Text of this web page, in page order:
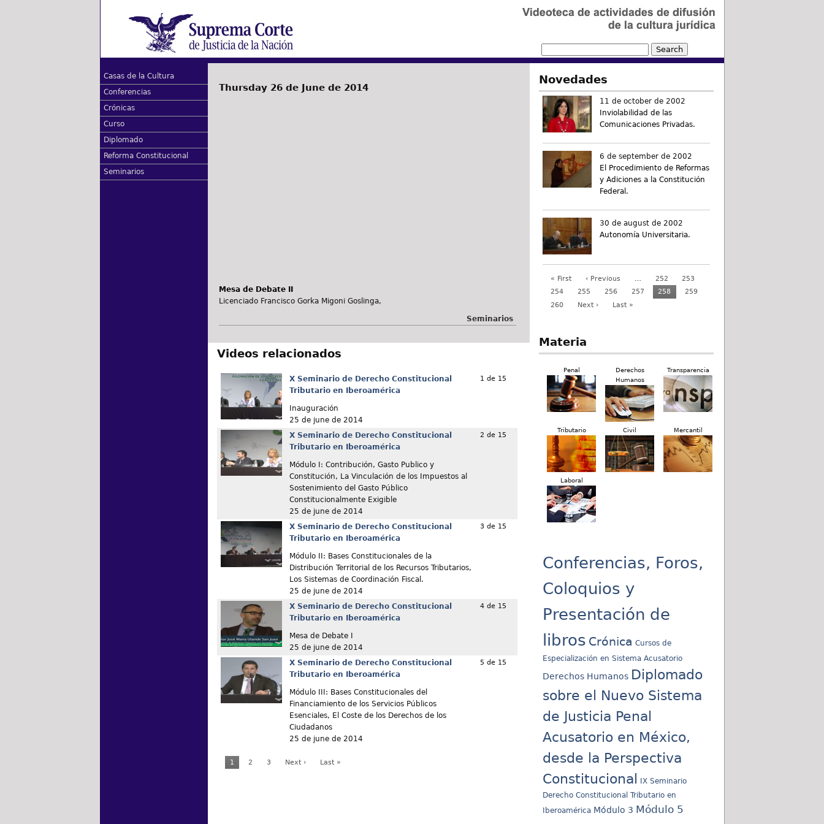
Casas de la Cultura
Conferencias
Crónicas
Curso
Diplomado
Reforma Constitucional
Seminarios
Thursday 26 de June de 2014
Mesa de Debate II
Licenciado Francisco Gorka Migoni Goslinga,
Seminarios
Videos relacionados
X Seminario de Derecho Constitucional
Tributario en Iberoamérica
Inauguración
25 de june de 2014
1 de 15
X Seminario de Derecho Constitucional
Tributario en Iberoamérica
Módulo I: Contribución, Gasto Publico y
Constitución, La Vinculación de los Impuestos al
Sostenimiento del Gasto Público
Constitucionalmente Exigible
25 de june de 2014
2 de 15
X Seminario de Derecho Constitucional
Tributario en Iberoamérica
Módulo II: Bases Constitucionales de la
Distribución Territorial de los Recursos Tributarios,
Los Sistemas de Coordinación Fiscal.
25 de june de 2014
3 de 15
X Seminario de Derecho Constitucional
Tributario en Iberoamérica
Mesa de Debate I
25 de june de 2014
4 de 15
X Seminario de Derecho Constitucional
Tributario en Iberoamérica
Módulo III: Bases Constitucionales del
Financiamiento de los Servicios Públicos
Esenciales, El Coste de los Derechos de los
Ciudadanos
25 de june de 2014
5 de 15
1 2 3 Next › Last »
Novedades
11 de october de 2002
Inviolabilidad de las
Comunicaciones Privadas.
6 de september de 2002
El Procedimiento de Reformas
y Adiciones a la Constitución
Federal.
30 de august de 2002
Autonomía Universitaria.
« First ‹ Previous … 252
253
254
255 256 257 258
259
260
Next › Last »
Materia
Penal
Derechos
Humanos
Transparencia
Tributario Civil Mercantil
Laboral
Conferencias, Foros,
Coloquios y
Presentación de
libros Crónica Cursos de
Especialización en Sistema Acusatorio
Derechos Humanos Diplomado
sobre el Nuevo Sistema
de Justicia Penal
Acusatorio en México,
desde la Perspectiva
Constitucional
IX Seminario
Derecho Constitucional Tributario en
Iberoamérica Módulo 3 Módulo 5